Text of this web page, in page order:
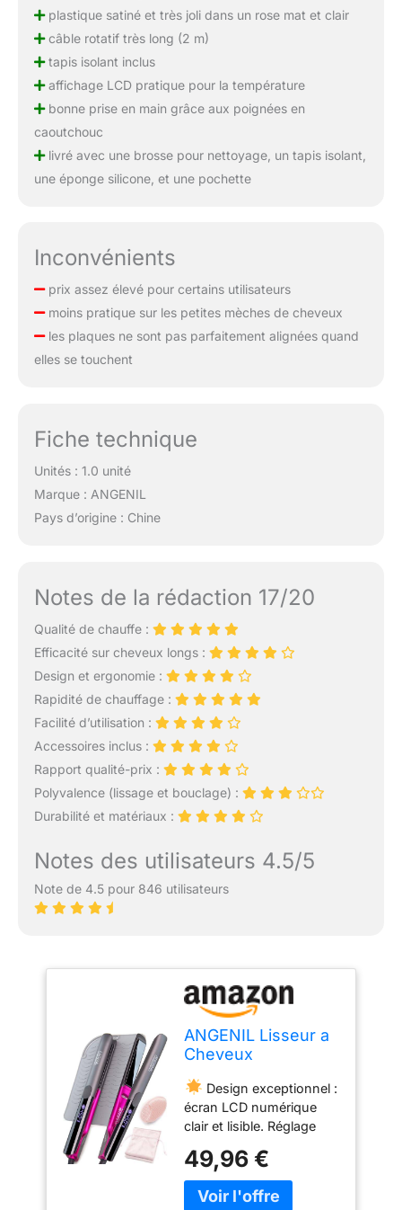
plastique satiné et très joli dans un rose mat et clair
câble rotatif très long (2 m)
tapis isolant inclus
affichage LCD pratique pour la température
bonne prise en main grâce aux poignées en
caoutchouc
livré avec une brosse pour nettoyage, un tapis isolant,
une éponge silicone, et une pochette
Inconvénients
prix assez élevé pour certains utilisateurs
moins pratique sur les petites mèches de cheveux
les plaques ne sont pas parfaitement alignées quand
elles se touchent
Fiche technique
Unités : 1.0 unité
Marque : ANGENIL
Pays d’origine : Chine
Notes de la rédaction 17/20
Qualité de chauffe :
Efficacité sur cheveux longs :
Design et ergonomie :
Rapidité de chauffage :
Facilité d’utilisation :
Accessoires inclus :
Rapport qualité-prix :
Polyvalence (lissage et bouclage) :
Durabilité et matériaux :
Notes des utilisateurs 4.5/5
Note de 4.5 pour 846 utilisateurs
ANGENIL Lisseur a
Cheveux
Ionique,fer à Lisser
2,5 cm de Salon,
Lisser les Cheveux,
Voltage Universel,
230 ℃
Professionnel
Haute Température,
Design exceptionnel :
écran LCD numérique
clair et lisible. Réglage
température grâce aux
boutons latéraux.
Poignée ergonomique
49,96 €